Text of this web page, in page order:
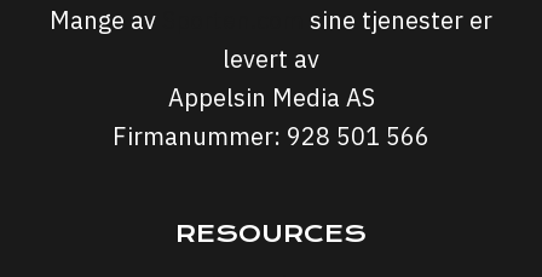
Mange av
sine tjenester er
levert av
Appelsin Media AS
Firmanummer: 928 501 566
RESOURCES